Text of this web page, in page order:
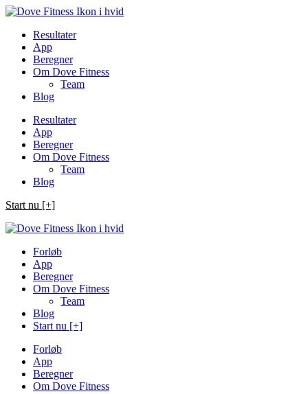
Spring
indholdResultater
App
Beregner
Om Dove Fitness
Team
Blog
Resultater
App
Beregner
Om Dove Fitness
Team
Blog
Start nu [+]
Forløb
App
Beregner
Om Dove Fitness
Team
Blog
Start nu [+]
Forløb
App
Beregner
Om Dove Fitness